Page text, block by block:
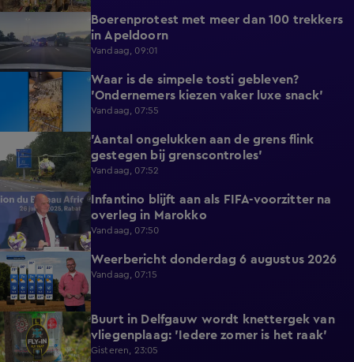
Boerenprotest met meer dan 100 trekkers
in Apeldoorn
Vandaag, 09:01
Waar is de simpele tosti gebleven?
'Ondernemers kiezen vaker luxe snack'
Vandaag, 07:55
'Aantal ongelukken aan de grens flink
gestegen bij grenscontroles'
Vandaag, 07:52
0:29
Infantino blijft aan als FIFA-voorzitter na
overleg in Marokko
Vandaag, 07:50
2:20 Weerbericht donderdag 6 augustus 2026
Vandaag, 07:15
2:07
Buurt in Delfgauw wordt knettergek van
vliegenplaag: 'Iedere zomer is het raak'
Gisteren, 23:05